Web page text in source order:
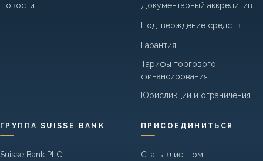
Новости Документарный аккредитив
Подтверждение средств
Гарантия
Тарифы торгового
финансирования
Юрисдикции и ограничения
ГРУППА SUISSE BANK
Suisse Bank PLC
ПРИСОЕДИНИТЬСЯ
Стать клиентом